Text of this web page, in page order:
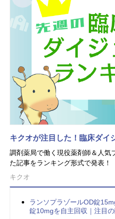
キクオが注目した！臨床ダイ
調剤薬局で働く現役薬剤師＆人気
た記事をランキング形式で発表！
キクオ
ランソプラゾールOD錠
錠10mgを自主回収｜注目